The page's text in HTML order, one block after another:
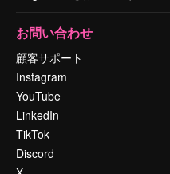
お問い合わせ
顧客サポート
Instagram
YouTube
LinkedIn
TikTok
Discord